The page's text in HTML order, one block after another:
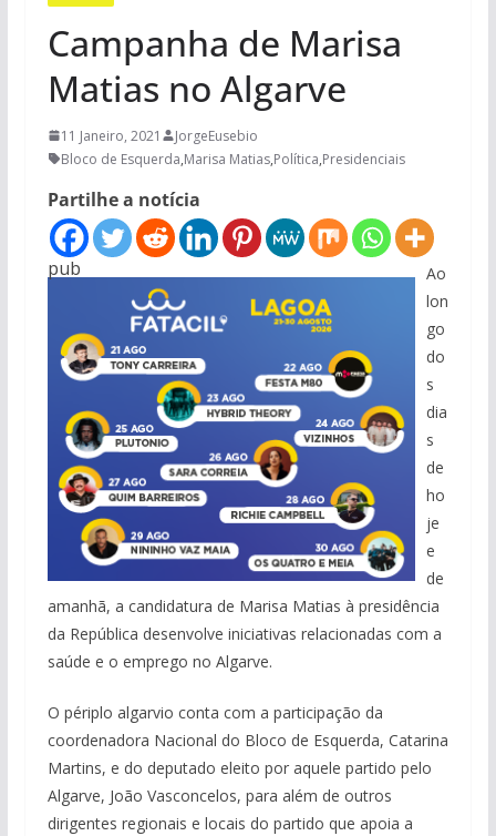
Campanha de Marisa
Matias no Algarve
11 Janeiro, 2021
JorgeEusebio
Bloco de Esquerda,Marisa Matias,Política,Presidenciais
Partilhe a notícia
pub
Ao
lon
go
do
s
dia
s
de
ho
je
e
de
amanhã, a candidatura de Marisa Matias à presidência
da República desenvolve iniciativas relacionadas com a
saúde e o emprego no Algarve.
O périplo algarvio conta com a participação da
coordenadora Nacional do Bloco de Esquerda, Catarina
Martins, e do deputado eleito por aquele partido pelo
Algarve, João Vasconcelos, para além de outros
dirigentes regionais e locais do partido que apoia a